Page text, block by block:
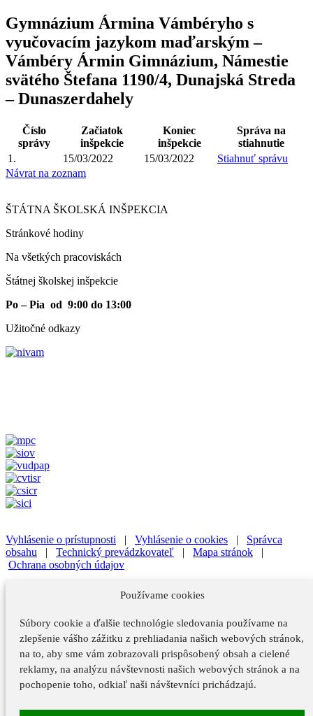
Používame cookies
Súbory cookie a ďalšie technológie sledovania používame na
zlepšenie vášho zážitku z prehliadania našich webových stránok,
na to, aby sme vám zobrazovali prispôsobený obsah a cielené
reklamy, na analýzu návštevnosti našich webových stránok a na
pochopenie toho, odkiaľ naši návštevníci prichádzajú.
Gymnázium Ármina Vámbéryho s
vyučovacím jazykom maďarským –
Vámbéry Ármin Gimnázium, Námestie
svätého Štefana 1190/4, Dunajská Streda
– Dunaszerdahely
Číslo
správy
Začiatok
inšpekcie
Koniec
inšpekcie
Správa na
stiahnutie
1.
15/03/2022 15/03/2022
Stiahnuť správu
Návrat na zoznam
ŠTÁTNA ŠKOLSKÁ INŠPEKCIA
Stránkové hodiny​
Na všetkých pracoviskách
Štátnej školskej inšpekcie
Po – Pia od 9:00 do 13:00
Užitočné odkazy
Vyhlásenie o prístupnosti | Vyhlásenie o cookies | Správca
obsahu | Technický prevádzkovateľ | Mapa stránok |
Ochrana osobných údajov
Vyhlásenie o cookies
Technický prevádzkovateľ|Mapa stránok|Ochrana osobných
údajov
Vyhlásenie o prístupnosti
Vyhlásenie o cookies
Správca obsahu